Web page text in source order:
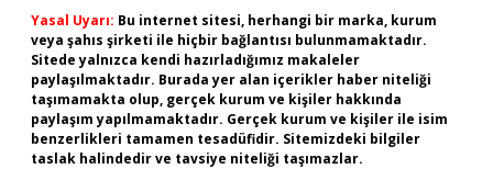
Yasal Uyarı: Bu internet sitesi, herhangi bir marka, kurum
veya şahıs şirketi ile hiçbir bağlantısı bulunmamaktadır.
Sitede yalnızca kendi hazırladığımız makaleler
paylaşılmaktadır. Burada yer alan içerikler haber niteliği
taşımamakta olup, gerçek kurum ve kişiler hakkında
paylaşım yapılmamaktadır. Gerçek kurum ve kişiler ile isim
benzerlikleri tamamen tesadüfidir. Sitemizdeki bilgiler
taslak halindedir ve tavsiye niteliği taşımazlar.